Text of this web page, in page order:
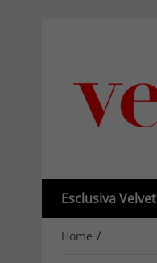
Esclusiva Velvet
Home /